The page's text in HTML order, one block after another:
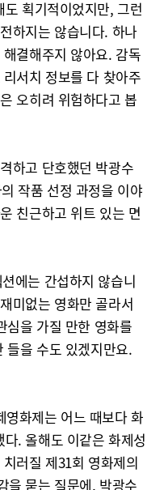
획기적이었지만, 그런
하지는 않습니다. 하나
결해주지 않아요. 감독
서치 정보를 다 찾아주
오히려 위험하다고 봅
하고 단호했던 박광수
작품 선정 과정을 이야
친근하고 위트 있는 면
에는 간섭하지 않습니
미없는 영화만 골라서
심을 가질 만한 영화를
들을 수도 있겠지만요.
영화제는 어느 때보다 화
. 올해도 이같은 화제성
러질 제31회 영화제의
을 묻는 질문에, 박광수